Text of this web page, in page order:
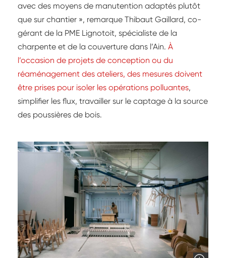
avec des moyens de manutention adaptés plutôt
que sur chantier », remarque Thibaut Gaillard, co-
gérant de la PME Lignotoit, spécialiste de la
charpente et de la couverture dans l’Ain. À
l’occasion de projets de conception ou du
réaménagement des ateliers, des mesures doivent
être prises pour isoler les opérations polluantes,
simplifier les flux, travailler sur le captage à la source
des poussières de bois.